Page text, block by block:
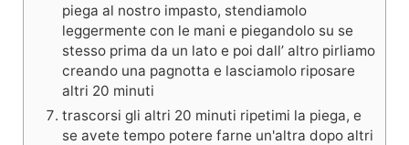
piega al nostro impasto, stendiamolo
leggermente con le mani e piegandolo su se
stesso prima da un lato e poi dall’ altro pirliamo
creando una pagnotta e lasciamolo riposare
altri 20 minuti
trascorsi gli altri 20 minuti ripetimi la piega, e
se avete tempo potere farne un'altra dopo altri